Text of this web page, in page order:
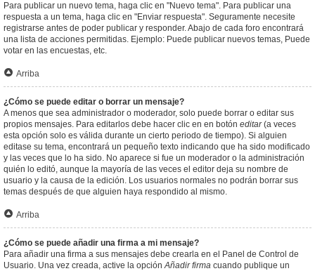
Para publicar un nuevo tema, haga clic en "Nuevo tema". Para publicar una
respuesta a un tema, haga clic en "Enviar respuesta". Seguramente necesite
registrarse antes de poder publicar y responder. Abajo de cada foro encontrará
una lista de acciones permitidas. Ejemplo: Puede publicar nuevos temas, Puede
votar en las encuestas, etc.
Arriba
¿Cómo se puede editar o borrar un mensaje?
A menos que sea administrador o moderador, solo puede borrar o editar sus
propios mensajes. Para editarlos debe hacer clic en en botón editar(a veces
esta opción solo es válida durante un cierto periodo de tiempo). Si alguien
editase su tema, encontrará un pequeño texto indicando que ha sido modificado
y las veces que lo ha sido. No aparece si fue un moderador o la administración
quién lo editó, aunque la mayoría de las veces el editor deja su nombre de
usuario y la causa de la edición. Los usuarios normales no podrán borrar sus
temas después de que alguien haya respondido al mismo.
Arriba
¿Cómo se puede añadir una firma a mi mensaje?
Para añadir una firma a sus mensajes debe crearla en el Panel de Control de
Usuario. Una vez creada, active la opciónAñadir firma cuando publique un